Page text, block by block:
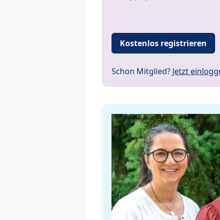
Kostenlos registrieren
Schon Mitglied? Jetzt